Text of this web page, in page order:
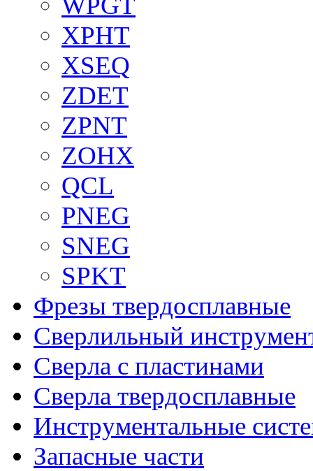
XPHT
XSEQ
ZDET
ZPNT
ZOHX
QCL
PNEG
SNEG
SPKT
Фрезы твердосплавные
Сверлильный
Сверла с пластинами
Сверла твердосплавные
Инструментальные
Запасные части